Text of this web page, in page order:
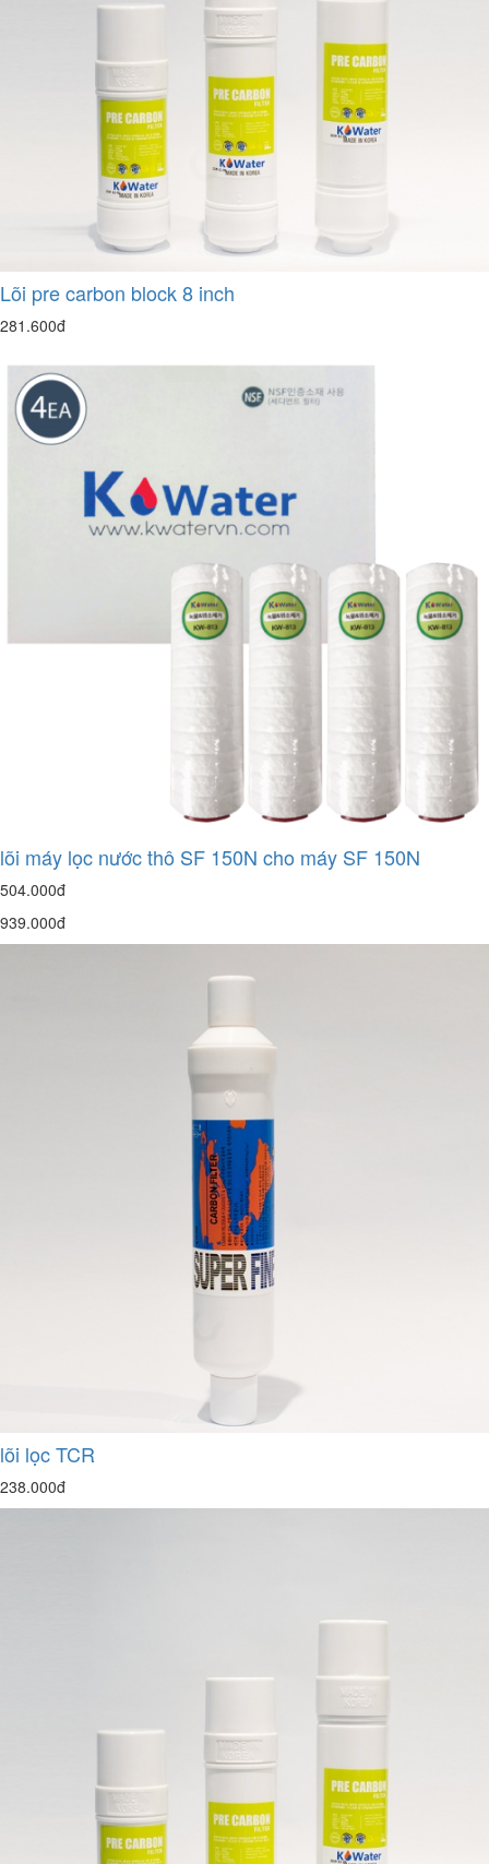
Lõi pre carbon block 8 inch
281.600đ
lõi máy lọc nước thô SF 150N cho máy SF 150N
504.000đ
939.000đ
lõi lọc TCR
238.000đ